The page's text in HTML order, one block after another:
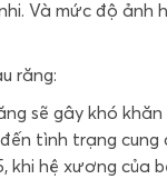
Và mức độ
răng:
sẽ gây khó
tình trạng
hệ xương của